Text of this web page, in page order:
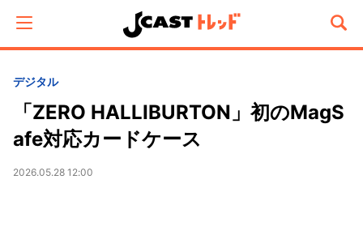
デジタル
「ZERO HALLIBURTON」初のMagS
afe対応カードケース
2026.05.28 12:00